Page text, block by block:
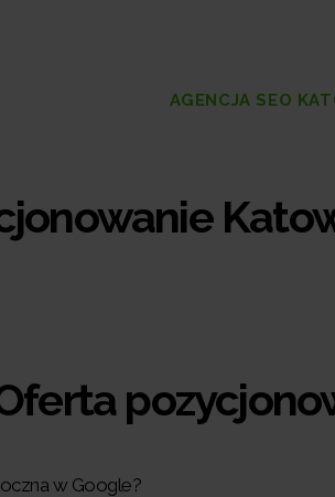
AGENCJA SEO
Katowice -
ferta
w Google?